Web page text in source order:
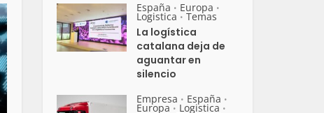
España • Europa •
Logistica • Temas
La logística
catalana deja de
aguantar en
silencio
Empresa • España •
Europa • Logistica •